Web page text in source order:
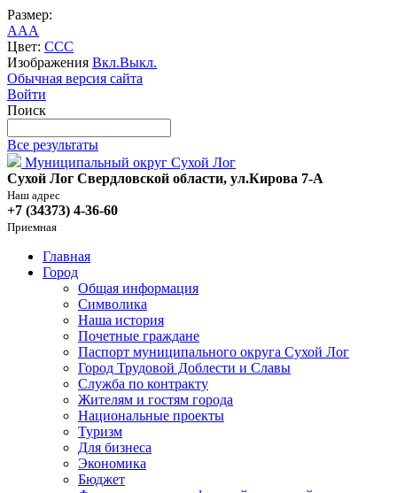
Размер:
AAA
Цвет: CCC
Изображения Вкл.Выкл.
Обычная версия сайта
Войти
Поиск
Все результаты
Муниципальный округ Сухой Лог
Сухой Лог Свердловской области, ул.Кирова 7-А
Наш адрес
+7 (34373) 4-36-60
Приемная
Главная
Город
Общая информация
Символика
Наша история
Почетные граждане
Паспорт муниципального округа Сухой Лог
Город Трудовой Доблести и Славы
Служба по контракту
Жителям и гостям города
Национальные проекты
Туризм
Для бизнеса
Экономика
Бюджет